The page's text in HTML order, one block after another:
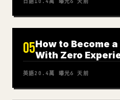
05How to Become
With Zero
英語20.4萬 曝光6 天前